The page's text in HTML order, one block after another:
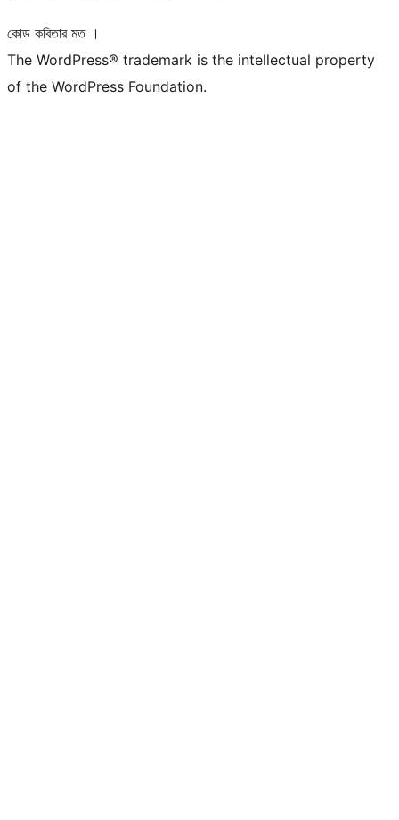
কোড কবিতার মত ।
The WordPress® trademark is the intellectual property
of the WordPress Foundation.